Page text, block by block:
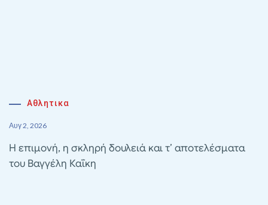
Αθλητικα
Αυγ 2, 2026
Η επιμονή, η σκληρή δουλειά και τ’ αποτελέσματα
του Βαγγέλη Καΐκη